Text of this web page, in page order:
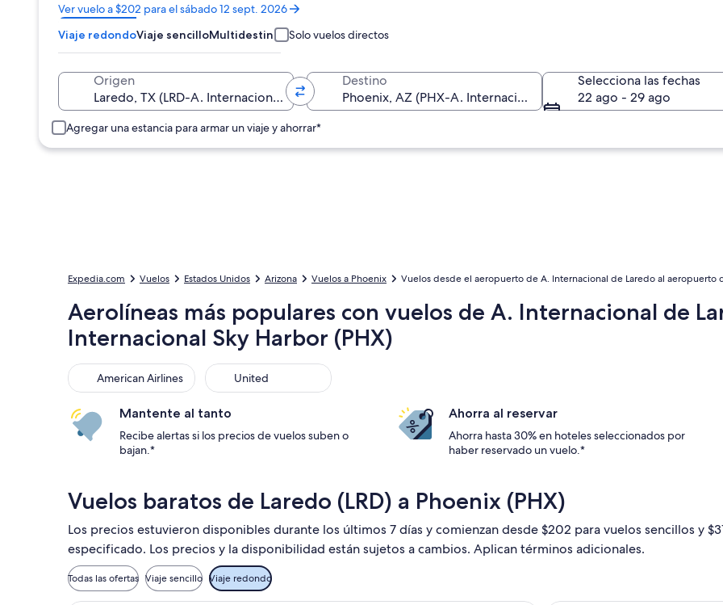
Ver vuelo a $202 para el sábado 12 sept. 2026
Se
abrirá
en
una
ventana
Viaje redondoViaje sencilloMultidestino Solo vuelos directos
Origen Destino
Selecciona las fechas
22 ago - 29 ago
Agregar una estancia para armar un viaje y ahorrar*
Expedia.com Vuelos Estados Unidos Arizona Vuelos a Phoenix Vuelos desde el aeropuerto de A. Internacional de Laredo al aeropuerto
Aerolíneas más populares con vuelos de A. Internacional de
Internacional Sky Harbor (PHX)
American Airlines
American Airlines United
United
Mantente al tanto
Recibe alertas si los precios de vuelos suben o
bajan.*
Ahorra al reservar
Ahorra hasta 30% en hoteles seleccionados por
haber reservado un vuelo.*
Vuelos baratos de Laredo (LRD) a Phoenix (PHX)
Los precios estuvieron disponibles durante los últimos 7 días y comienzan desde $202 para vuelos sencillos y
especificado. Los precios y la disponibilidad están sujetos a cambios. Aplican términos adicionales.
Todas las ofertas Viaje sencillo Viaje redondo